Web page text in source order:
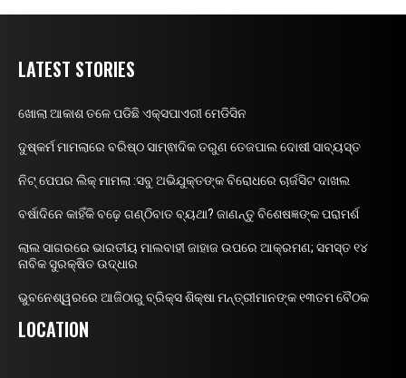
LATEST STORIES
ଖୋଲା ଆକାଶ ତଳେ ପଡିଛି ଏକ୍ସପାଏରୀ ମେଡିସିନ
ଦୁଷ୍କର୍ମ ମାମଲାରେ ବରିଷ୍ଠ ସାମ୍ଵାଦିକ ତରୁଣ ତେଜପାଲ ଦୋଷୀ ସାବ୍ୟସ୍ତ
ନିଟ୍ ପେପର ଲିକ୍ ମାମଲା :ସବୁ ଅଭିଯୁକ୍ତଙ୍କ ବିରୋଧରେ ଚାର୍ଜସିଟ ଦାଖଲ
ବର୍ଷାଦିନେ କାହିଁକି ବଢ଼େ ଗଣ୍ଠିବାତ ବ୍ୟଥା? ଜାଣନ୍ତୁ ବିଶେଷଜ୍ଞଙ୍କ ପରାମର୍ଶ
ଲାଲ ସାଗରରେ ଭାରତୀୟ ମାଲବାହୀ ଜାହାଜ ଉପରେ ଆକ୍ରମଣ; ସମସ୍ତ ୧୪
ନାବିକ ସୁରକ୍ଷିତ ଉଦ୍ଧାର
ଭୁବନେଶ୍ୱରରେ ଆଜିଠାରୁ ବ୍ରିକ୍ସ ଶିକ୍ଷା ମନ୍ତ୍ରୀମାନଙ୍କ ୧୩ତମ ବୈଠକ
LOCATION